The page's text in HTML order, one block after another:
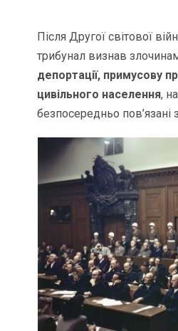
Після Другої світової
трибунал визнав
депортації, примусову
цивільного населення,
безпосередньо